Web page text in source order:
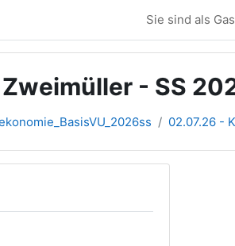
Sie sind als
- SS
02.07.26 -